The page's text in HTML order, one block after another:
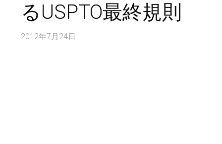
るUSPTO最終規則
2012年7月24日